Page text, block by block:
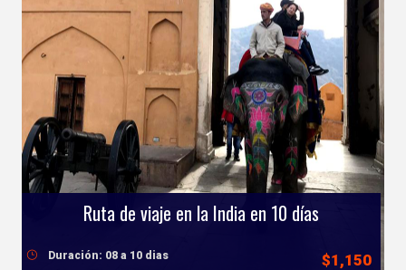
Ruta de viaje en la India en 10 días
$1,150
Duración: 08 a 10 dias